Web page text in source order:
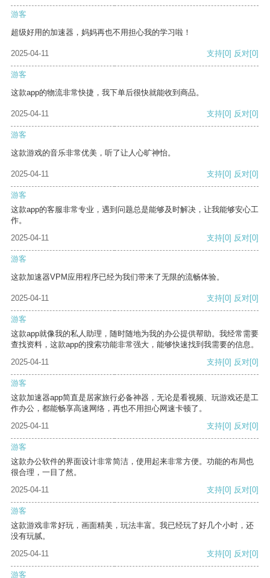
游客
超级好用的加速器，妈妈再也不用担心我的学习啦！
2025-04-11 支持[0] 反对[0]
游客
这款app的物流非常快捷，我下单后很快就能收到商品。
2025-04-11 支持[0] 反对[0]
游客
这款游戏的音乐非常优美，听了让人心旷神怡。
2025-04-11 支持[0] 反对[0]
游客
这款app的客服非常专业，遇到问题总是能够及时解决，让我能够安心工
作。
2025-04-11
支持[0] 反对[0]
游客
这款加速器VPM应用程序已经为我们带来了无限的流畅体验。
2025-04-11 支持[0] 反对[0]
游客
这款app就像我的私人助理，随时随地为我的办公提供帮助。我经常需要
查找资料，这款app的搜索功能非常强大，能够快速找到我需要的信息。
2025-04-11
支持[0] 反对[0]
游客
这款加速器app简直是居家旅行必备神器，无论是看视频、玩游戏还是工
作办公，都能畅享高速网络，再也不用担心网速卡顿了。
2025-04-11
支持[0] 反对[0]
游客
这款办公软件的界面设计非常简洁，使用起来非常方便。功能的布局也
很合理，一目了然。
2025-04-11
支持[0] 反对[0]
游客
这款游戏非常好玩，画面精美，玩法丰富。我已经玩了好几个小时，还
没有玩腻。
2025-04-11
支持[0] 反对[0]
游客